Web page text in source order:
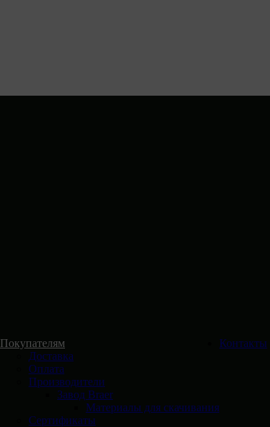
Покупателям
Доставка
Оплата
Производители
Завод Braer
Материалы для скачивания
Сертификаты
Контакты